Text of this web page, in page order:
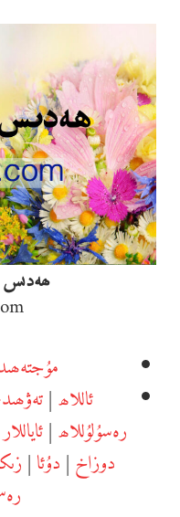
Skip
content
ھەدىس
ئاللاھ|
رەسۇلۇللاھ|ئاياللار
دوزاخ|دۇئا|